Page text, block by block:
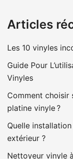
Articles
Les 10 vinyles
Guide Pour
Vinyles
Comment choisir
platine vinyle ?
Quelle
extérieur ?
Nettoyeur vinyle